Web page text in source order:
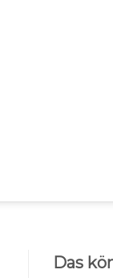
Das